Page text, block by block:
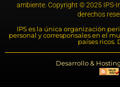
ambiente. Copyright © 2025 IPS-
derechos
IPS es la única organización
personal y corresponsales en el
países ricos.
Desarrollo &